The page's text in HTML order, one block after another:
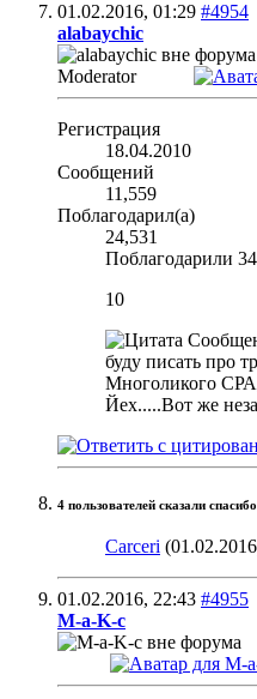
01.02.2016, 01:29 #4954
alabaychic
Moderator
Регистрация
18.04.2010
Сообщений
11,559
Поблагодарил(а)
24,531
Поблагодарили
10
буду писать про
Многоликого
Йех.....Вот же
4 пользователей сказали
Carceri
01.02.2016, 22:43 #4955
M-a-K-c